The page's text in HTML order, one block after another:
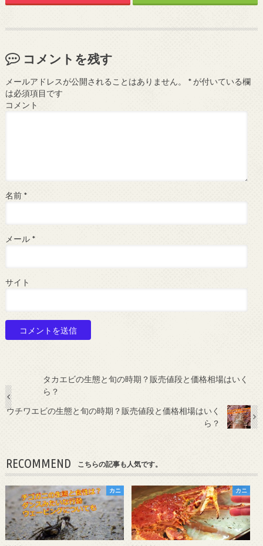
コメントを残す
メールアドレスが公開されることはありません。 *が付いている欄
は必須項目です
コメント
名前 *
メール *
サイト
タカエビの生態と旬の時期？販売値段と価格相場はいく
ら？
ウチワエビの生態と旬の時期？販売値段と価格相場はいく
ら？
RECOMMEND こちらの記事も人気です。
カニ カニ